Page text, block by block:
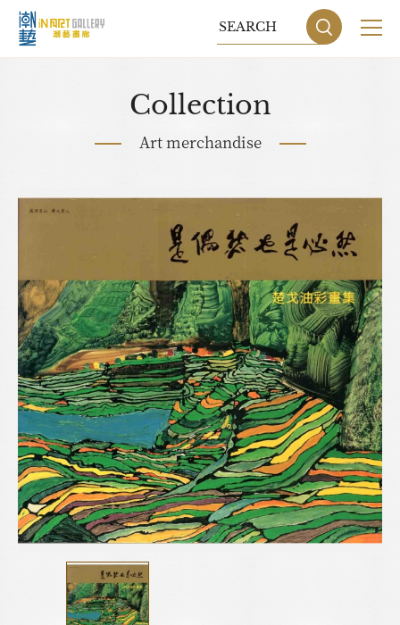
Sitemap Privacy
DESIGNBY GRNET
Collection
Art merchandise